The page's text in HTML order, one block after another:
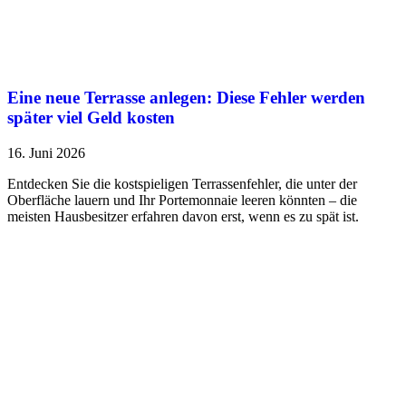
Eine neue Terrasse anlegen: Diese Fehler werden
später viel Geld kosten
16. Juni 2026
Entdecken Sie die kostspieligen Terrassenfehler, die unter der
Oberfläche lauern und Ihr Portemonnaie leeren könnten – die
meisten Hausbesitzer erfahren davon erst, wenn es zu spät ist.